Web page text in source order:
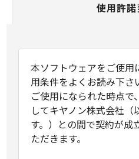
使用許
本ソフトウェアをご使用
用条件をよくお読み下さ
ご使用になられた時点で
してキヤノン株式会社（
す。）との間で契約が成
ただきます。